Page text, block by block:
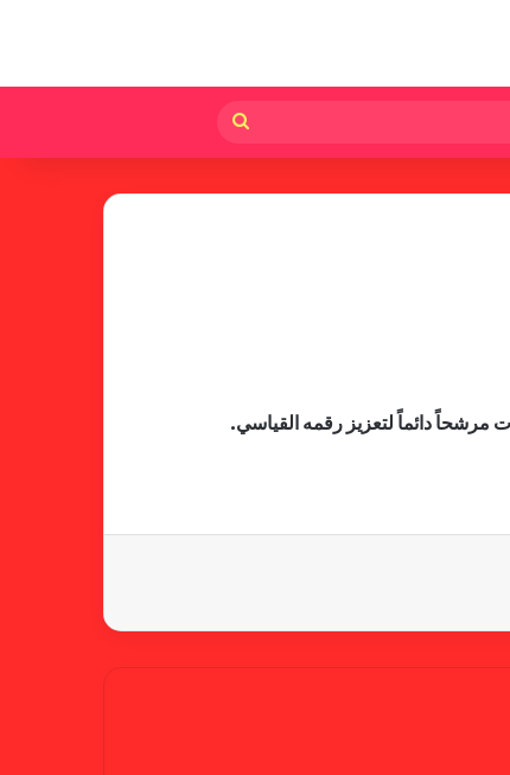
عن
خلال جولة ميدانية للاطلاع على
جاهزية منشآت دورة الألعاب للأندية
أزمة نفسية وراء غياب مبابي عن
بسبب تصريحات مهينة.. إيقاف حكم